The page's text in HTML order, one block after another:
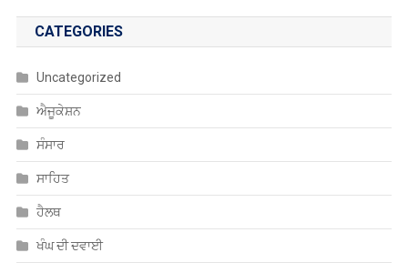
CATEGORIES
Uncategorized
ਐਜੂਕੇਸ਼ਨ
ਸੰਸਾਰ
ਸਾਹਿਤ
ਹੈਲਥ
ਖੰਘ ਦੀ ਦਵਾਈ